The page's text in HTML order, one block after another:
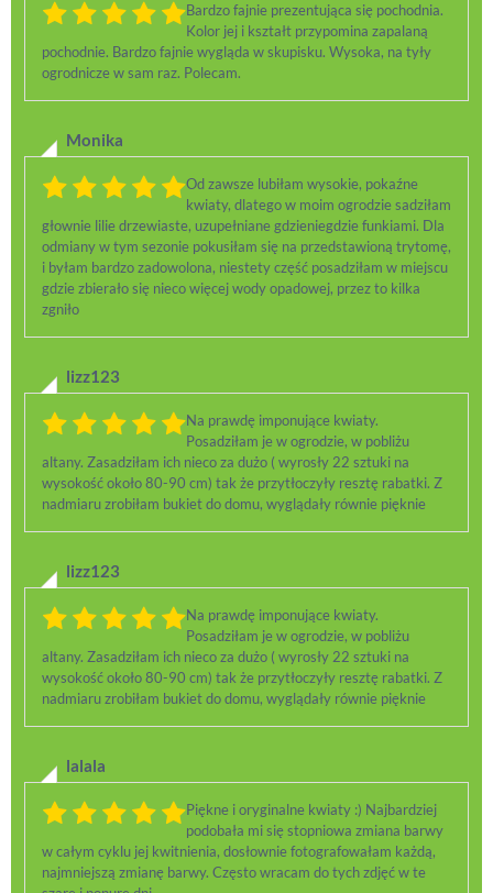
Bardzo fajnie prezentująca się pochodnia.
Kolor jej i kształt przypomina zapalaną
pochodnie. Bardzo fajnie wygląda w skupisku. Wysoka, na tyły
ogrodnicze w sam raz. Polecam.
Monika
Od zawsze lubiłam wysokie, pokaźne
kwiaty, dlatego w moim ogrodzie sadziłam
głownie lilie drzewiaste, uzupełniane gdzieniegdzie funkiami. Dla
odmiany w tym sezonie pokusiłam się na przedstawioną trytomę,
i byłam bardzo zadowolona, niestety część posadziłam w miejscu
gdzie zbierało się nieco więcej wody opadowej, przez to kilka
zgniło
lizz123
Na prawdę imponujące kwiaty.
Posadziłam je w ogrodzie, w pobliżu
altany. Zasadziłam ich nieco za dużo ( wyrosły 22 sztuki na
wysokość około 80-90 cm) tak że przytłoczyły resztę rabatki. Z
nadmiaru zrobiłam bukiet do domu, wyglądały równie pięknie
lizz123
Na prawdę imponujące kwiaty.
Posadziłam je w ogrodzie, w pobliżu
altany. Zasadziłam ich nieco za dużo ( wyrosły 22 sztuki na
wysokość około 80-90 cm) tak że przytłoczyły resztę rabatki. Z
nadmiaru zrobiłam bukiet do domu, wyglądały równie pięknie
lalala
Piękne i oryginalne kwiaty :) Najbardziej
podobała mi się stopniowa zmiana barwy
w całym cyklu jej kwitnienia, dosłownie fotografowałam każdą,
najmniejszą zmianę barwy. Często wracam do tych zdjęć w te